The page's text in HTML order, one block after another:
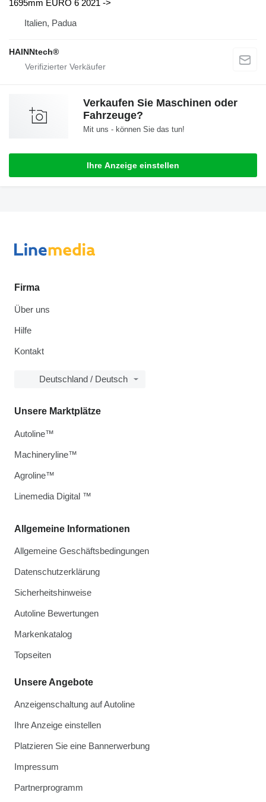
1695mm EURO 6 2021 ->
Italien, Padua
HAINNtech®
Verkaufen Sie Maschinen oder
Fahrzeuge?
Mit uns - können Sie das tun!
Ihre Anzeige einstellen
Firma
Über uns
Hilfe
Kontakt
Deutschland / Deutsch
Allgemeine Informationen
Allgemeine Geschäftsbedingungen
Datenschutzerklärung
Sicherheitshinweise
Autoline Bewertungen
Markenkatalog
Topseiten
Unsere Angebote
Anzeigenschaltung auf Autoline
Ihre Anzeige einstellen
Platzieren Sie eine Bannerwerbung
Impressum
Partnerprogramm
Unsere Marktplätze
Autoline™
Machineryline™
Agroline™
Linemedia Digital ™